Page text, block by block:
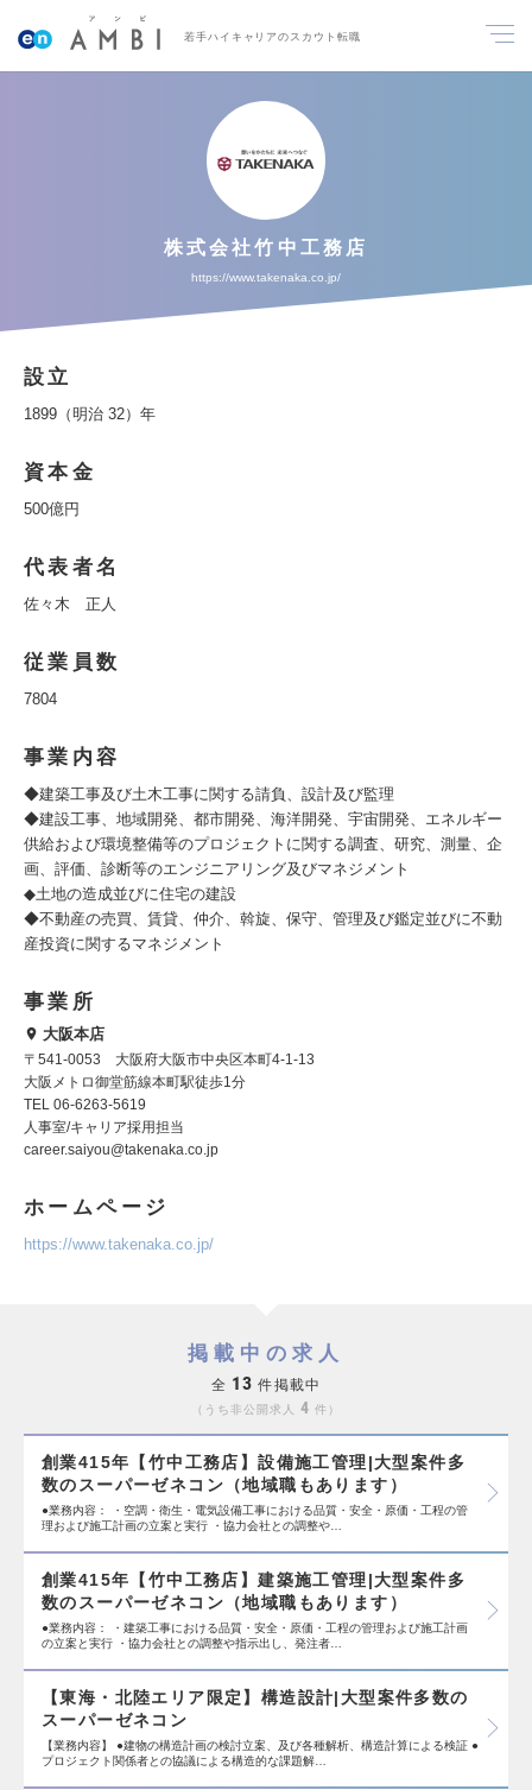
若手ハイキャリアのスカウト転職
株式会社竹中工務店
https://www.takenaka.co.jp/
設立
1899（明治 32）年
資本金
500億円
代表者名
佐々木 正人
従業員数
7804
事業内容
◆建築工事及び土木工事に関する請負、設計及び監理
◆建設工事、地域開発、都市開発、海洋開発、宇宙開発、エネルギー
供給および環境整備等のプロジェクトに関する調査、研究、測量、企
画、評価、診断等のエンジニアリング及びマネジメント
◆土地の造成並びに住宅の建設
◆不動産の売買、賃貸、仲介、斡旋、保守、管理及び鑑定並びに不動
産投資に関するマネジメント
事業所
大阪本店
〒541-0053 大阪府大阪市中央区本町4-1-13
大阪メトロ御堂筋線本町駅徒歩1分
TEL 06-6263-5619
人事室/キャリア採用担当
career.saiyou@takenaka.co.jp
ホームページ
https://www.takenaka.co.jp/
掲載中の求人
全 13 件掲載中
うち非公開求人 4 件
創業415年【竹中工務店】設備施工管理|大型案件多
数のスーパーゼネコン（地域職もあります）
●業務内容： ・空調・衛生・電気設備工事における品質・安全・原価・工程の管
理および施工計画の立案と実行 ・協力会社との調整や…
創業415年【竹中工務店】建築施工管理|大型案件多
数のスーパーゼネコン（地域職もあります）
●業務内容： ・建築工事における品質・安全・原価・工程の管理および施工計画
の立案と実行 ・協力会社との調整や指示出し、発注者…
【東海・北陸エリア限定】構造設計|大型案件多数の
スーパーゼネコン
【業務内容】 ●建物の構造計画の検討立案、及び各種解析、構造計算による検証 ●
プロジェクト関係者との協議による構造的な課題解…